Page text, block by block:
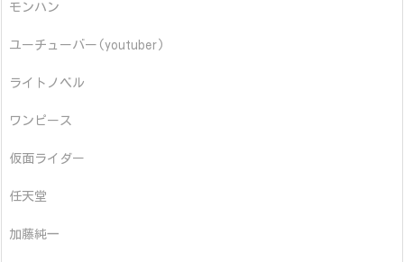
モンハン
ユーチューバー(youtuber)
ライトノベル
ワンピース
仮面ライダー
任天堂
加藤純一